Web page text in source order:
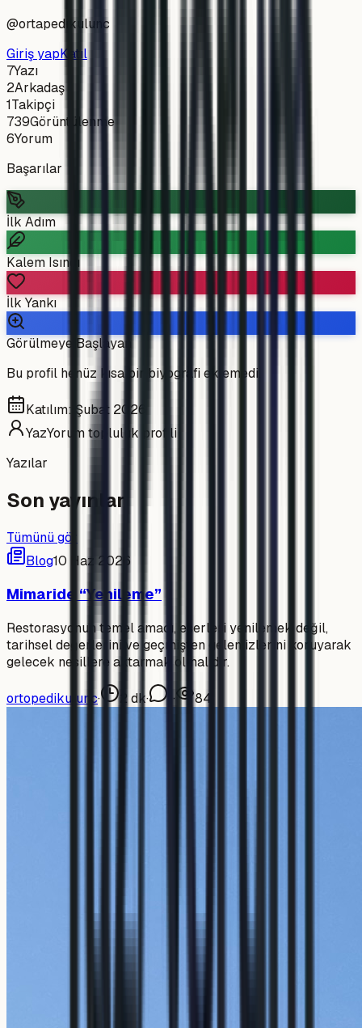
@ortapedikulunc
Giriş yapKatıl
7Yazı
2Arkadaş
1Takipçi
739Görüntülenme
6Yorum
Başarılar
İlk Adım
Kalem Isındı
İlk Yankı
Görülmeye Başlayan
Bu profil henüz kısa bir biyografi eklemedi.
Katılım: Şubat 2026
YazYorum topluluk profili
Yazılar
Son yayınlar
Tümünü gör
Blog10 Haz 2026
Mimaride “Yenileme”
Restorasyonun temel amacı, eserleri yenilemek değil,
tarihsel değerlerini ve geçmişten gelen izlerini koruyarak
gelecek nesillere aktarmak olmalıdır.
ortopedikulunc· 2 dk· · 84